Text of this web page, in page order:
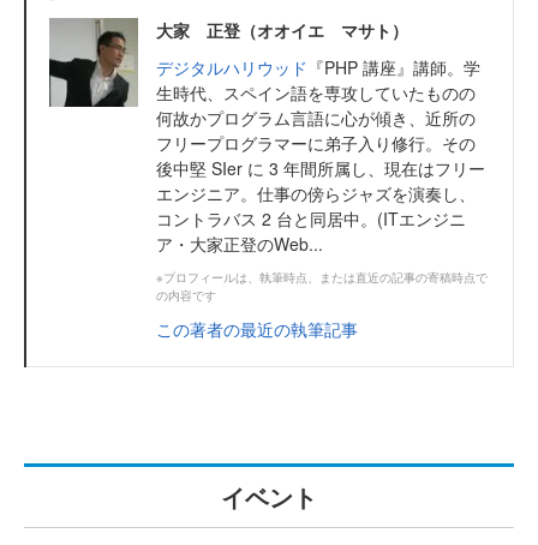
大家 正登（オオイエ マサト）
デジタルハリウッド 『PHP 講座』講師。学
生時代、スペイン語を専攻していたものの
何故かプログラム言語に心が傾き、近所の
フリープログラマーに弟子入り修行。その
後中堅 SIer に 3 年間所属し、現在はフリー
エンジニア。仕事の傍らジャズを演奏し、
コントラバス 2 台と同居中。(ITエンジニ
ア・大家正登のWeb...
※プロフィールは、執筆時点、または直近の記事の寄稿時点で
の内容です
この著者の最近の執筆記事
イベント